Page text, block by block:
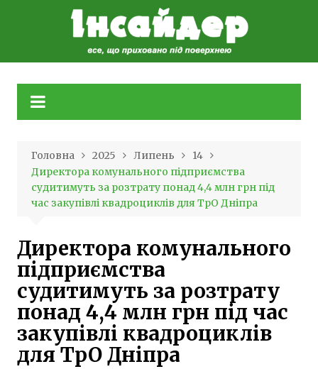
Головна 2025 Липень
14
Директора комунального підприємства
судитимуть за розтрату понад 4,4 млн грн під
час закупівлі квадроциклів для ТрО Дніпра
Директора комунального
підприємства
судитимуть за розтрату
понад 4,4 млн грн під час
закупівлі квадроциклів
для ТрО Дніпра